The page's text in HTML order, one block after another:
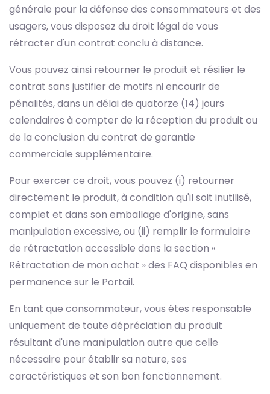
générale pour la défense des consommateurs et des
usagers, vous disposez du droit légal de vous
rétracter d'un contrat conclu à distance.
Vous pouvez ainsi retourner le produit et résilier le
contrat sans justifier de motifs ni encourir de
pénalités, dans un délai de quatorze (14) jours
calendaires à compter de la réception du produit ou
de la conclusion du contrat de garantie
commerciale supplémentaire.
Pour exercer ce droit, vous pouvez (i) retourner
directement le produit, à condition qu'il soit inutilisé,
complet et dans son emballage d'origine, sans
manipulation excessive, ou (ii) remplir le formulaire
de rétractation accessible dans la section «
Rétractation de mon achat » des FAQ disponibles en
permanence sur le Portail.
En tant que consommateur, vous êtes responsable
uniquement de toute dépréciation du produit
résultant d'une manipulation autre que celle
nécessaire pour établir sa nature, ses
caractéristiques et son bon fonctionnement.